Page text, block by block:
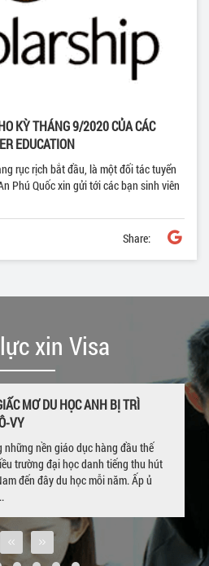
KỲ THÁNG 9/2020 CỦA CÁC
EDUCATION
rục rịch bắt đầu, là một đối tác tuyển
Phú Quốc xin gửi tới các bạn sinh viên
Share:
xin Visa
DU HỌC NGAY KHI ĐANG Ở UK
EM P.P LINH VỚI TẤM THẺ
Nam sau khi hòan thành khóa học ở
rất nhiều bạn sinh viên đang du học.
Linh cũng tương tự. Bắt đầu hành ...